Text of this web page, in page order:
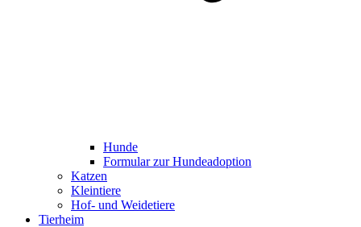
Hunde
Formular zur Hundeadoption
Katzen
Kleintiere
Hof- und Weidetiere
Tierheim